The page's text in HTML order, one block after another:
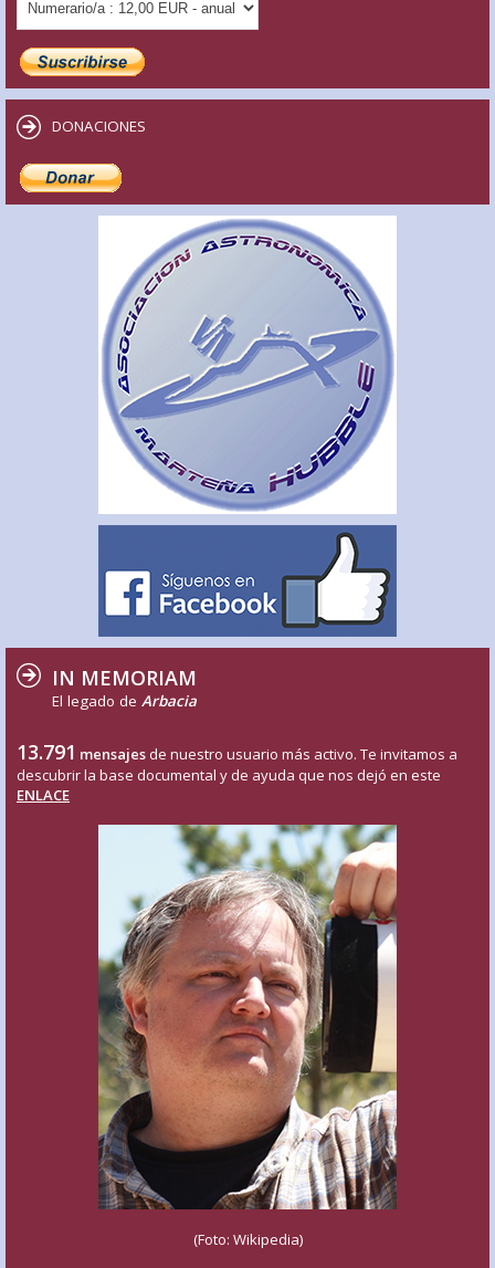
DONACIONES
IN MEMORIAM
El legado de Arbacia
13.791 mensajes de nuestro usuario más activo. Te invitamos a
descubrir la base documental y de ayuda que nos dejó en este
ENLACE
(Foto: Wikipedia)